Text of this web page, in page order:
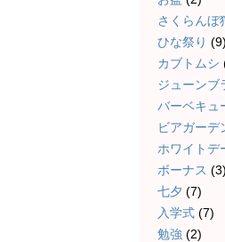
さくらんぼ
ひな祭り (9)
カブトムシ
ジューンブ
バーベキュ
ビアガーデ
ホワイトデ
ボーナス (3)
七夕 (7)
入学式 (7)
勉強 (2)